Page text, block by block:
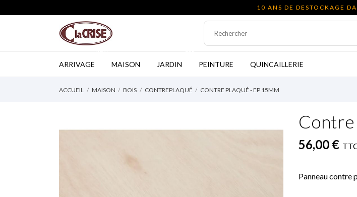
10 ANS DE DESTOCKAGE
ARRIVAGE MAISON JARDIN PEINTURE QUINCAILLERIE
ACCUEIL MAISON BOIS CONTREPLAQUÉ CONTRE PLAQUÉ - EP 15MM
Contre
56,00 €
Panneau contre